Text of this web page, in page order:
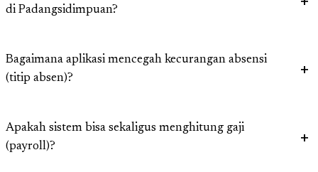
di Padangsidimpuan?
Bagaimana aplikasi mencegah kecurangan absensi
(titip absen)?
Apakah sistem bisa sekaligus menghitung gaji
(payroll)?